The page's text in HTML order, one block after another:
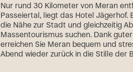
Nur rund 30 Kilometer von Meran
Passeiertal, liegt das Hotel Jägerhof.
die Nähe zur Stadt und gleichzeitig
Massentourismus suchen. Dank
erreichen Sie Meran bequem und
Abend wieder zurück in die Stille der